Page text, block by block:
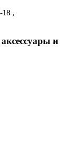
18 ,
и